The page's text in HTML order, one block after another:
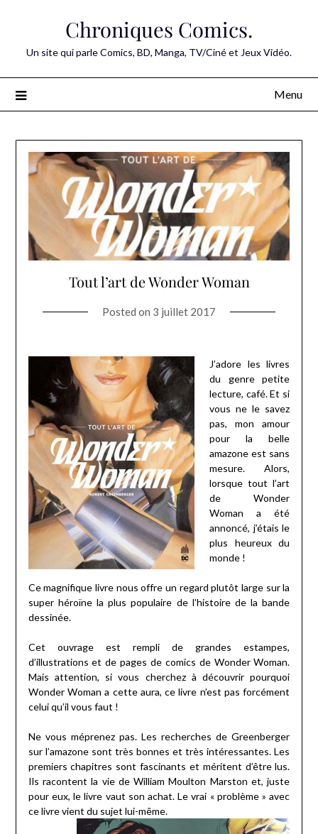
Chroniques Comics.
Un site qui parle Comics, BD, Manga, TV/Ciné et Jeux Vidéo.
Menu
Tout l’art de Wonder Woman
Posted on 3 juillet 2017
J’adore les livres
du genre petite
lecture, café. Et si
vous ne le savez
pas, mon amour
pour la belle
amazone est sans
mesure. Alors,
lorsque tout l’art
de Wonder
Woman a été
annoncé, j’étais le
plus heureux du
monde !
Ce magnifique livre nous offre un regard plutôt large sur la
super héroïne la plus populaire de l’histoire de la bande
dessinée.
Cet ouvrage est rempli de grandes estampes,
d’illustrations et de pages de comics de Wonder Woman.
Mais attention, si vous cherchez à découvrir pourquoi
Wonder Woman a cette aura, ce livre n’est pas forcément
celui qu’il vous faut !
Ne vous méprenez pas. Les recherches de Greenberger
sur l’amazone sont très bonnes et très intéressantes. Les
premiers chapitres sont fascinants et méritent d’être lus.
Ils racontent la vie de William Moulton Marston et, juste
pour eux, le livre vaut son achat. Le vrai « problème » avec
ce livre vient du sujet lui-même.